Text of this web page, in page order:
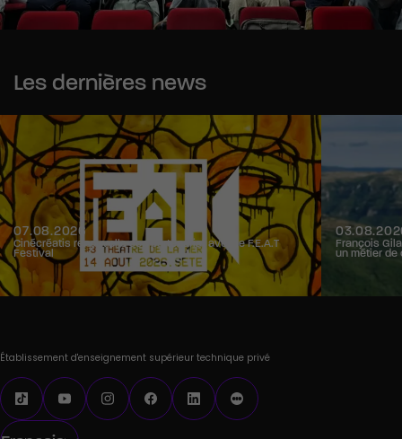
Les dernières news
07.08.2026
Cinécréatis renouvelle son partenariat avec le F.E.A.T
Festival
François
un métier de
Établissement d'enseignement supérieur technique privé